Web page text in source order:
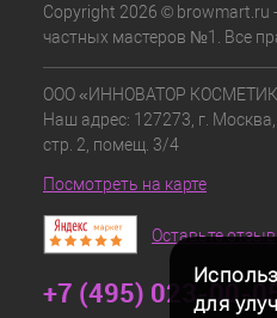
для
Copyright 2026 © browmart.ru
частных мастеров №1. Все
ООО «ИННОВАТОР
Наш адрес: 127273, г.
стр. 2, помещ. 3/4
Посмотреть на карте
Оставьте отзыв
+7 (495) 023-00-